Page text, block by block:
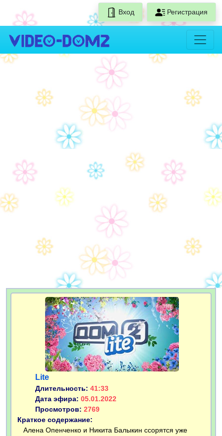
Вход Регистрация
Lite
Длительность: 41:33
Дата эфира: 05.01.2022
Просмотров: 2769
Краткое содержание:
Алена Опенченко и Никита Балыкин ссорятся уже